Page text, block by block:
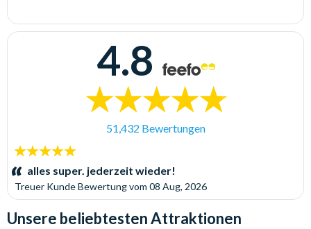
4.8
51,432 Bewertungen
5
Sterne:alles super. jederzeit wieder!
Treuer KundeBewertung vom 08 Aug, 2026
Unsere beliebtesten Attraktionen